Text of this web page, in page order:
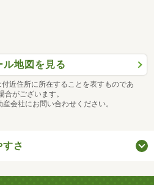
ル地図を見る
近住所に所在することを表すものであ
がございます。
会社にお問い合わせください。
さ